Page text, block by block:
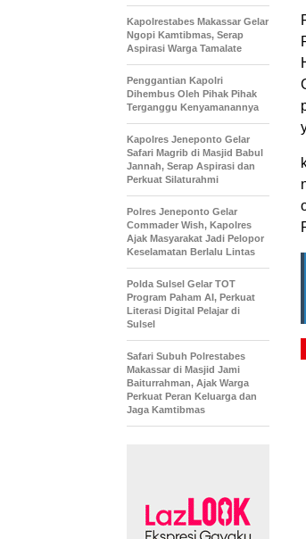
Kapolrestabes Makassar Gelar
Ngopi Kamtibmas, Serap
Aspirasi Warga Tamalate
Penggantian Kapolri
Dihembus Oleh Pihak Pihak
Terganggu Kenyamanannya
Kapolres Jeneponto Gelar
Safari Magrib di Masjid Babul
Jannah, Serap Aspirasi dan
Perkuat Silaturahmi
Polres Jeneponto Gelar
Commader Wish, Kapolres
Ajak Masyarakat Jadi Pelopor
Keselamatan Berlalu Lintas
Polda Sulsel Gelar TOT
Program Paham AI, Perkuat
Literasi Digital Pelajar di
Sulsel
Safari Subuh Polrestabes
Makassar di Masjid Jami
Baiturrahman, Ajak Warga
Perkuat Peran Keluarga dan
Jaga Kamtibmas